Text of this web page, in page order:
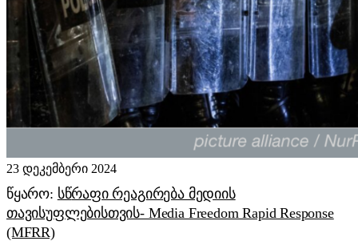
23 დეკემბერი 2024
წყარო: სწრაფი რეაგირება მედიის
თავისუფლებისთვის- Media Freedom Rapid Response
(MFRR)